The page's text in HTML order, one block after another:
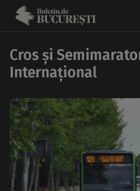
Cros și
Internațional